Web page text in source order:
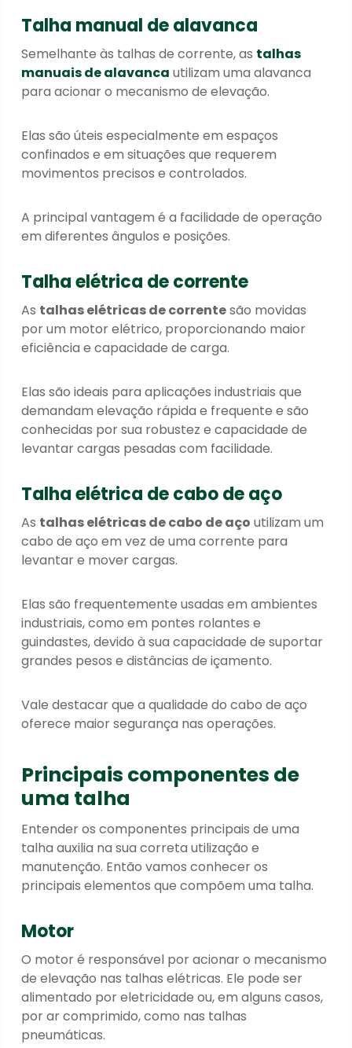
Talha manual de alavanca
Semelhante às talhas de corrente, as talhas
manuais de alavanca utilizam uma alavanca
para acionar o mecanismo de elevação.
Elas são úteis especialmente em espaços
confinados e em situações que requerem
movimentos precisos e controlados.
A principal vantagem é a facilidade de operação
em diferentes ângulos e posições.
Talha elétrica de corrente
As talhas elétricas de correntesão movidas
por um motor elétrico, proporcionando maior
eficiência e capacidade de carga.
Elas são ideais para aplicações industriais que
demandam elevação rápida e frequente e são
conhecidas por sua robustez e capacidade de
levantar cargas pesadas com facilidade.
Talha elétrica de cabo de aço
As talhas elétricas de cabo de aço utilizam um
cabo de aço em vez de uma corrente para
levantar e mover cargas.
Elas são frequentemente usadas em ambientes
industriais, como em pontes rolantes e
guindastes, devido à sua capacidade de suportar
grandes pesos e distâncias de içamento.
Vale destacar que a qualidade do cabo de aço
oferece maior segurança nas operações.
Principais componentes de
uma talha
Entender os componentes principais de uma
talha auxilia na sua correta utilização e
manutenção. Então vamos conhecer os
principais elementos que compõem uma talha.
Motor
O motor é responsável por acionar o mecanismo
de elevação nas talhas elétricas. Ele pode ser
alimentado por eletricidade ou, em alguns casos,
por ar comprimido, como nas talhas
pneumáticas.